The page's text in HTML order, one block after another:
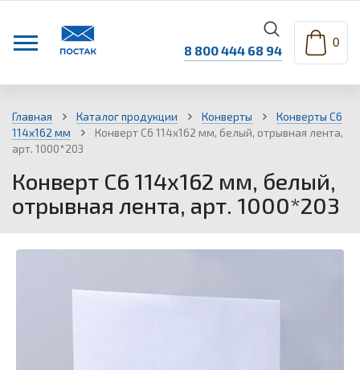
8 800 444 68 94 0
Главная Каталог продукции Конверты
Конверты С6
114х162 мм
Конверт С6 114х162 мм, белый, отрывная лента,
арт. 1000*203
Конверт С6 114х162 мм, белый,
отрывная лента, арт. 1000*203